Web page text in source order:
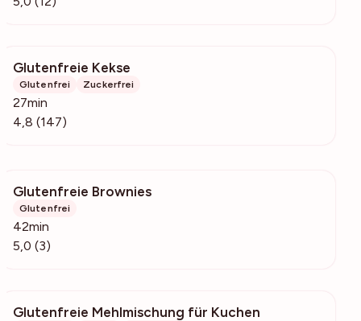
Glutenfreie Kekse
Glutenfrei Zuckerfrei
27min
4,8 (147)
Glutenfreie Brownies
Glutenfrei
42min
5,0 (3)
Glutenfreie Mehlmischung für Kuchen